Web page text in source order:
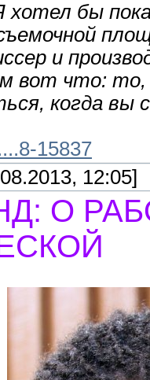
хотел бы
и
вот что:
когда вы
15837
12:05]
О